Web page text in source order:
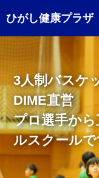
ひがし健康プラザ
小学生～中
Jr.サンロッ
ールスクー